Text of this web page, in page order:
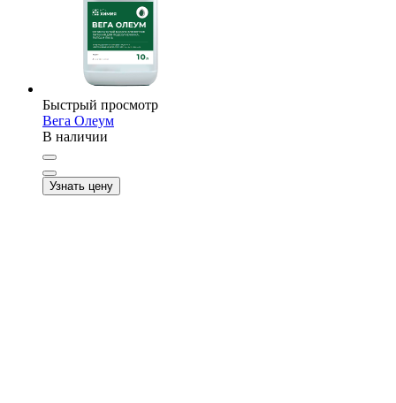
Быстрый просмотр
Вега Олеум
В наличии
Узнать цену